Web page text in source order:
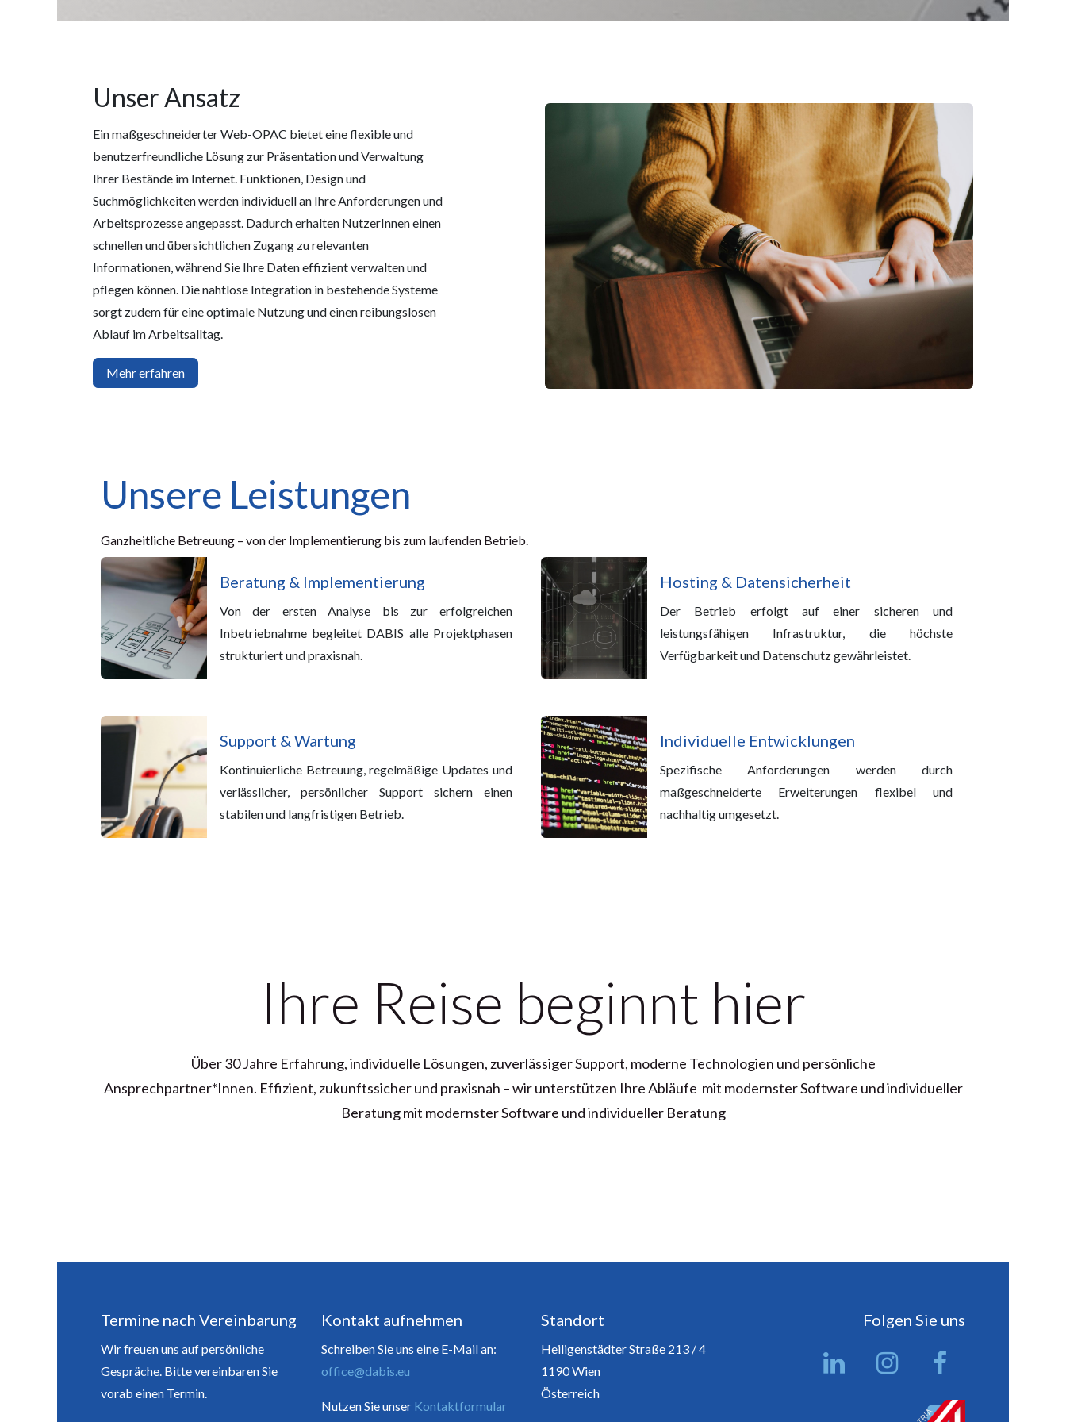
Unser Ansatz
Ein maßgeschneiderter Web-OPAC bietet eine flexible und
benutzerfreundliche Lösung zur Präsentation und Verwaltung
Ihrer Bestände im Internet. Funktionen, Design und
Suchmöglichkeiten werden individuell an Ihre Anforderungen und
Arbeitsprozesse angepasst. Dadurch erhalten NutzerInnen einen
schnellen und übersichtlichen Zugang zu relevanten
Informationen, während Sie Ihre Daten effizient verwalten und
pflegen können. Die nahtlose Integration in bestehende Systeme
sorgt zudem für eine optimale Nutzung und einen reibungslosen
Ablauf im Arbeitsalltag.
Mehr erfahren
Unsere Leistungen
Ganzheitliche Betreuung – von der Implementierung bis zum laufenden Betrieb.
Beratung & Implementierung
Von der ersten Analyse bis zur erfolgreichen
Inbetriebnahme begleitet DABIS alle Projektphasen
strukturiert und praxisnah.
Hosting & Datensicherheit
Der Betrieb erfolgt auf einer sicheren und
leistungsfähigen Infrastruktur, die höchste
Verfügbarkeit und Datenschutz gewährleistet.
Support & Wartung
Kontinuierliche Betreuung, regelmäßige Updates und
verlässlicher, persönlicher Support sichern einen
stabilen und langfristigen Betrieb.
Individuelle Entwicklungen
Spezifische Anforderungen werden durch
maßgeschneiderte Erweiterungen flexibel und
nachhaltig umgesetzt.
Ihre Reise beginnt hier
Über 30 Jahre Erfahrung,individuelle Lösungen, zuverlässiger Support, moderne Technologien und persönliche
Ansprechpartner*Innen. Effizient, zukunftssicher und praxisnah – wir unterstützen Ihre Abläufe mit modernster Software und individueller
Beratung mit modernster Software und individueller Beratung
Termine nach Vereinbarung
Wir freuen uns auf persönliche
Gespräche. Bitte vereinbaren Sie
vorab einen Termin.
Kontakt aufnehmen
Schreiben Sie uns eine E-Mail an:
office@dabis.eu
Nutzen Sie unser Kontaktformular
Standort
Heiligenstädter Straße 213 / 4
1190 Wien
Österreich
Folgen Sie uns